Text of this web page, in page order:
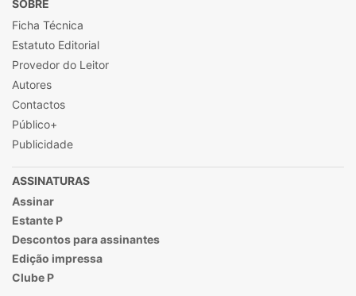
SOBRE
Ficha Técnica
Estatuto Editorial
Provedor do Leitor
Autores
Contactos
Público+
Publicidade
ASSINATURAS
Assinar
Estante P
Descontos para assinantes
Edição impressa
Clube P